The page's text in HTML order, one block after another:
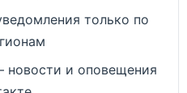
только по
новости и оповещения